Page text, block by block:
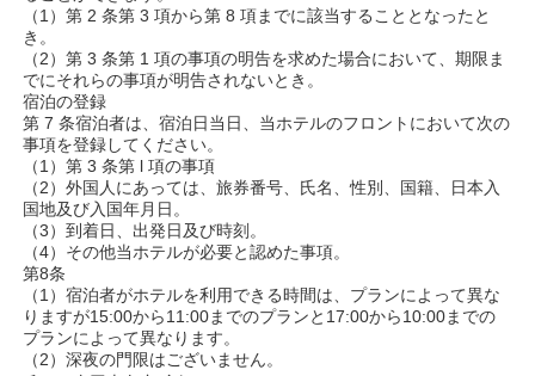
（1）第 2 条第 3 項から第 8 項までに該当することとなったと
き。
（2）第 3 条第 1 項の事項の明告を求めた場合において、期限ま
でにそれらの事項が明告されないとき。
宿泊の登録
第 7 条宿泊者は、宿泊日当日、当ホテルのフロントにおいて次の
事項を登録してください。
（1）第 3 条第 l 項の事項
（2）外国人にあっては、旅券番号、氏名、性別、国籍、日本入
国地及び入国年月日。
（3）到着日、出発日及び時刻。
（4）その他当ホテルが必要と認めた事項。
第8条
（1）宿泊者がホテルを利用できる時間は、プランによって異な
りますが15:00から11:00までのプランと17:00から10:00までの
プランによって異なります。
（2）深夜の門限はございません。